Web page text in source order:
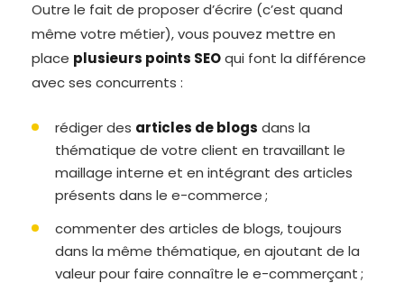
Outre le fait de proposer d’écrire (c’est quand
même votre métier), vous pouvez mettre en
place plusieurs points SEOqui font la différence
avec ses concurrents :
rédiger des articles de blogs dans la
thématique de votre client en travaillant le
maillage interne et en intégrant des articles
présents dans le e-commerce ;
commenter des articles de blogs, toujours
dans la même thématique, en ajoutant de la
valeur pour faire connaître le e-commerçant ;